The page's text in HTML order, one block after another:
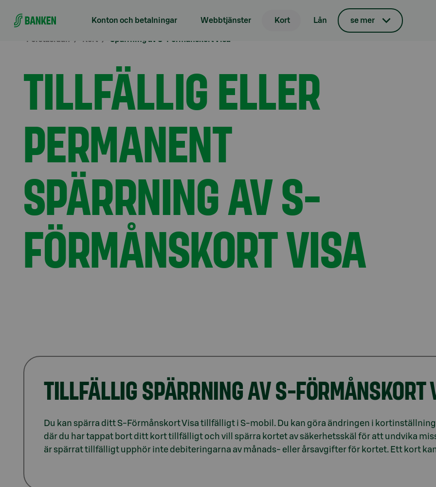
Konton och betalningar Webbtjänster Kort Lån se mer
Förstasidan Kort Spärrning av S-Förmånskort Visa
TILLFÄLLIG ELLER
PERMANENT
SPÄRRNING AV S-
FÖRMÅNSKORT VISA
TILLFÄLLIG SPÄRRNING AV S-
Du kan spärra ditt S-Förmånskort Visa tillfälligt i S-mobil. Du kan göra ändringen i
där du har tappat bort ditt kort tillfälligt och vill spärra kortet av säkerhetsskäl för att undvika
är spärrat tillfälligt upphör inte debiteringarna av månads- eller årsavgifter för kortet. Ett kort